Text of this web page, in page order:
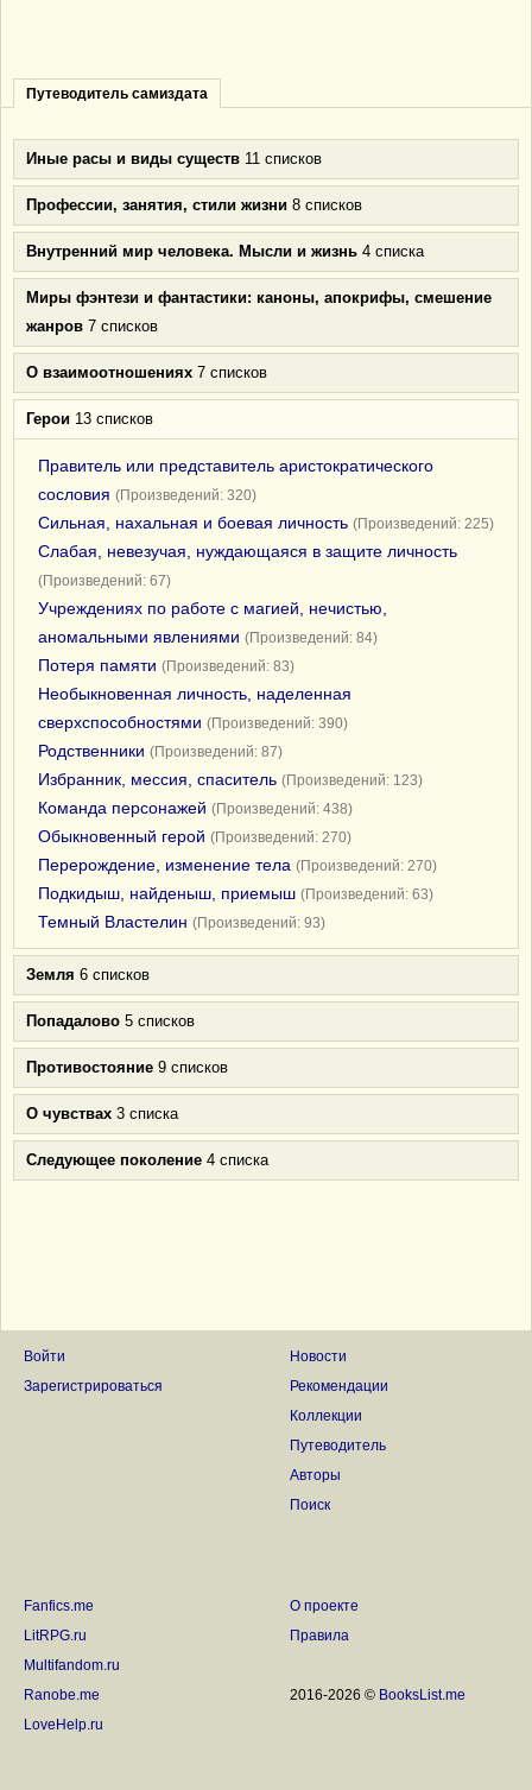
Путеводитель самиздата
Иные расы и виды существ 11 списков
Профессии, занятия, стили жизни 8 списков
Внутренний мир человека. Мысли и жизнь 4 списка
Миры фэнтези и фантастики: каноны, апокрифы, смешение
жанров 7 списков
О взаимоотношениях 7 списков
Герои 13 списков
Правитель или представитель аристократического
сословия (Произведений: 320)
Сильная, нахальная и боевая личность (Произведений: 225)
Слабая, невезучая, нуждающаяся в защите личность
(Произведений: 67)
Учреждениях по работе с магией, нечистью,
аномальными явлениями (Произведений: 84)
Потеря памяти (Произведений: 83)
Необыкновенная личность, наделенная
сверхспособностями (Произведений: 390)
Родственники (Произведений: 87)
Избранник, мессия, спаситель (Произведений: 123)
Команда персонажей (Произведений: 438)
Обыкновенный герой (Произведений: 270)
Перерождение, изменение тела (Произведений: 270)
Подкидыш, найденыш, приемыш (Произведений: 63)
Темный Властелин (Произведений: 93)
Земля 6 списков
Попадалово 5 списков
Противостояние 9 списков
О чувствах 3 списка
Следующее поколение 4 списка
Войти
Зарегистрироваться
Новости
Рекомендации
Коллекции
Путеводитель
Авторы
Поиск
Fanfics.me
LitRPG.ru
Multifandom.ru
Ranobe.me
LoveHelp.ru
О проекте
Правила
2016-2026 © BooksList.me